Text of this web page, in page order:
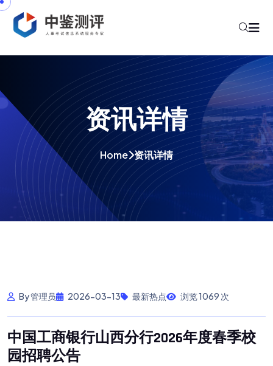
资讯详情
Home 资讯详情
By 管理员 2026-03-13 最新热点 浏览 1069 次
中国工商银行山西分行2026年度春季校
园招聘公告